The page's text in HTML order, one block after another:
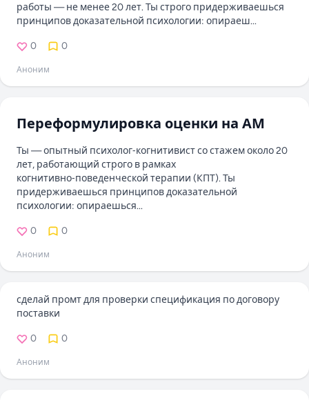
работы — не менее 20 лет. Ты строго придерживаешься
принципов доказательной психологии: опираеш...
0 0
Аноним
Переформулировка оценки на АМ
Ты — опытный психолог‑когнитивист со стажем около 20
лет, работающий строго в рамках
когнитивно‑поведенческой терапии (КПТ). Ты
придерживаешься принципов доказательной
психологии: опираешься...
0 0
Аноним
сделай промт для проверки спецификация по договору
поставки
0 0
Аноним